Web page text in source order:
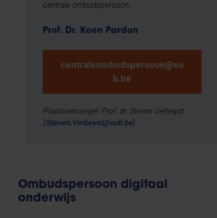
centrale ombudspersoon.
Prof. Dr. Koen Pardon
centraleombudspersoon@vu
b.be
Plaatsvervanger: Prof. dr. Steven Verbeyst
(Steven.Verbeyst@vub.be)
Ombudspersoon digitaal
onderwijs